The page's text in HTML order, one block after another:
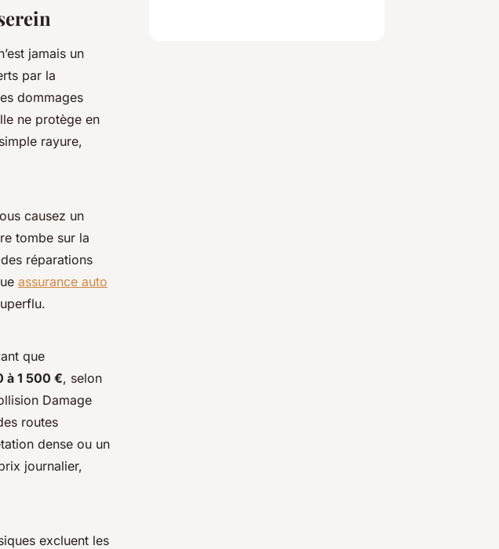
jamais un
par la
dommages
ne protège en
rayure,
causez un
tombe sur la
réparations
assurance auto
que
à 1 500 €, selon
Damage
routes
dense ou un
journalier,
excluent les